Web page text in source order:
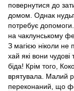
повернутися до
домом. Однак
потребує
на чаклунському
З магією ніколи не
хай які вони
біда! Крім того,
врятувала. Малий
переконаний, що